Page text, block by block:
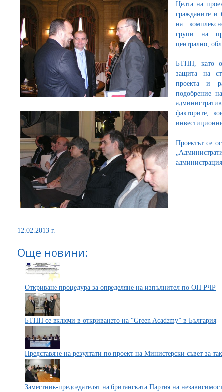
Целта на
гражданите и
на
групи на
централно,
БТПП, като
защита на
проекта и
подобрение
факторите,
Проектът се
12.02.2013 г.
Още новини:
Откриване процедура за определяне на изпълнител по ОП РЧР
БТПП се включи в откриването на “Green Academy” в България
Представяне на резултати по проект на Министерски съвет за
Заместник-председателят на британската Партия на